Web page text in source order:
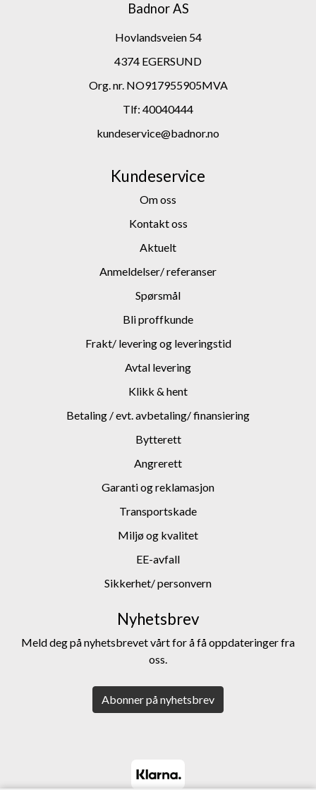
Badnor AS
Hovlandsveien 54
4374 EGERSUND
Org. nr. NO917955905MVA
Tlf: 40040444
kundeservice@badnor.no
Kundeservice
Om oss
Kontakt oss
Aktuelt
Anmeldelser/ referanser
Spørsmål
Bli proffkunde
Frakt/ levering og leveringstid
Avtal levering
Klikk & hent
Betaling / evt. avbetaling/ finansiering
Bytterett
Angrerett
Garanti og reklamasjon
Transportskade
Miljø og kvalitet
EE-avfall
Sikkerhet/ personvern
Nyhetsbrev
Meld deg på nyhetsbrevet vårt for å få oppdateringer fra
oss.
Abonner på nyhetsbrev